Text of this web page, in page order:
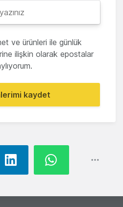
ve ürünleri ile günlük
ilişkin olarak epostalar
kaydet